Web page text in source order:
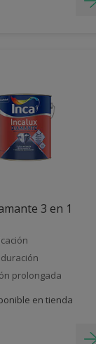
3 en 1
prolongada
en tienda